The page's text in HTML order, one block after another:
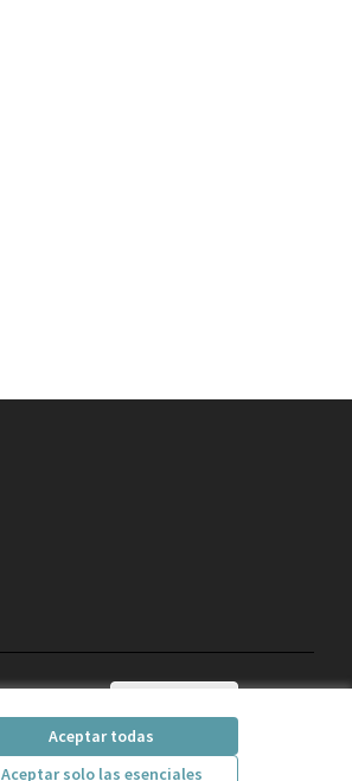
Aceptar todas
Aceptar solo las esenciales